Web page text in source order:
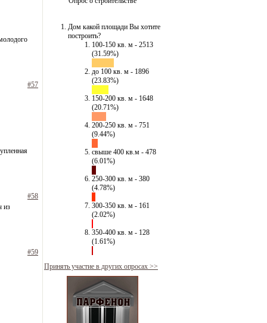
#57
#58
из
#59
Дом какой площади Вы хотите
построить?
100-150 кв. м - 2513
(31.59%)
до 100 кв. м - 1896
(23.83%)
150-200 кв. м - 1648
(20.71%)
200-250 кв. м - 751
(9.44%)
свыше 400 кв.м - 478
(6.01%)
250-300 кв. м - 380
(4.78%)
300-350 кв. м - 161
(2.02%)
350-400 кв. м - 128
(1.61%)
Принять участие в других опросах >>